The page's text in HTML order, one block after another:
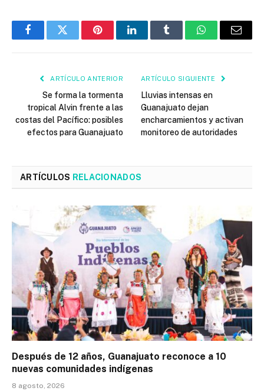
FacebookTwitter PinterestLinkedInTumblr WhatsAppEmail
ARTÍCULO ANTERIOR
Se forma la tormenta
tropical Alvin frente a las
costas del Pacífico: posibles
efectos para Guanajuato
ARTÍCULO SIGUIENTE
Lluvias intensas en
Guanajuato dejan
encharcamientos y activan
monitoreo de autoridades
ARTÍCULOS RELACIONADOS
Después de 12 años, Guanajuato reconoce a 10
nuevas comunidades indígenas
8 agosto, 2026